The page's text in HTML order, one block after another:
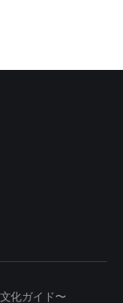
化ガイド〜